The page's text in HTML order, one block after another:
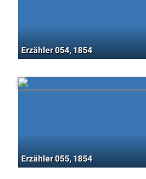
Erzähler 054, 1854
Erzähler 055, 1854